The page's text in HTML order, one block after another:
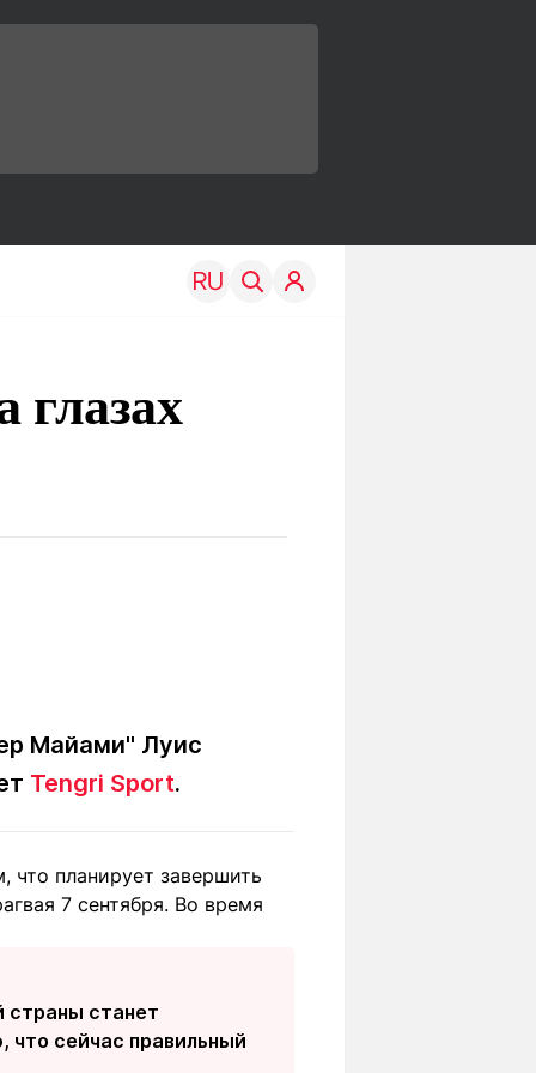
Мы в социальных сетях
глазах
Майами" Луис
Tengri Sport.
что планирует завершить
7 сентября. Во время
страны станет
что сейчас правильный